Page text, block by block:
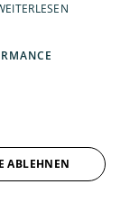
unserer
ABLEHNEN